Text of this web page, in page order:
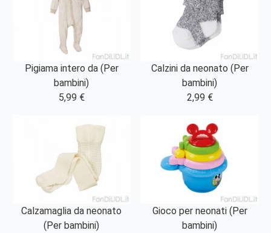
Pigiama intero da (Per
bambini)
5,99 €
Calzini da neonato (Per
bambini)
2,99 €
Calzamaglia da neonato
(Per bambini)
Gioco per neonati (Per
bambini)